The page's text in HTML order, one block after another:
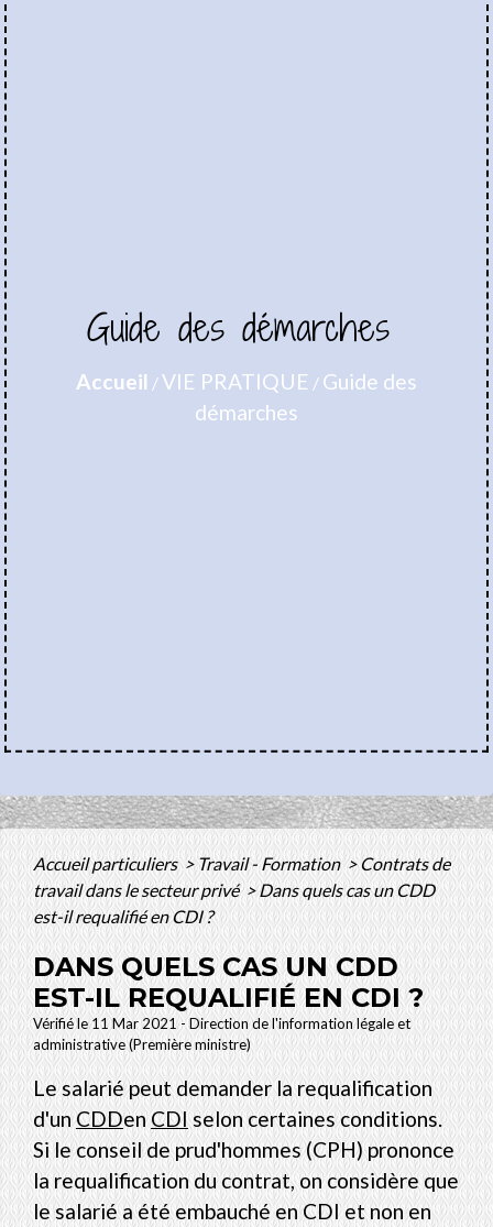
Guide des démarches
Accueil /VIE PRATIQUE / Guide des
démarches
Accueil particuliers>Travail - Formation > Contrats de
travail dans le secteur privé> Dans quels cas un CDD
est-il requalifié en CDI ?
DANS QUELS CAS UN CDD
EST-IL REQUALIFIÉ EN CDI ?
Vérifié le 11 Mar 2021 - Direction de l'information légale et
administrative (Première ministre)
Le salarié peut demander la requalification
d'unCDDenCDIselon certaines conditions.
Si le conseil de prud'hommes (CPH) prononce
la requalification du contrat, on considère que
le salarié a été embauché en CDI et non en